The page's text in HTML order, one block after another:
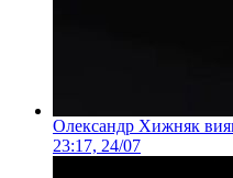
Олександр Хижняк
23:17, 24/07